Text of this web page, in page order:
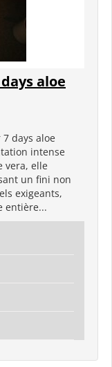
aloe
days aloe
intense
vera, elle
un fini non
exigeants,
entière...